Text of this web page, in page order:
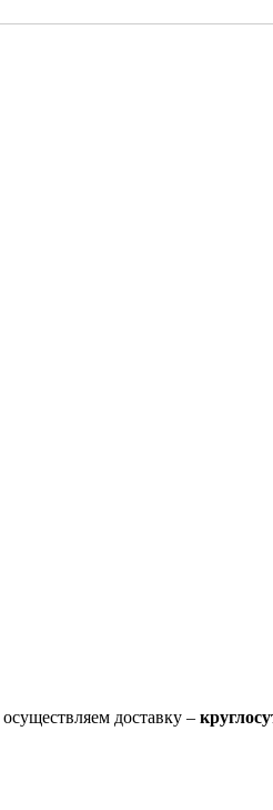
осуществляем доставку –